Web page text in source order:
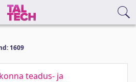
1609
teadus- ja